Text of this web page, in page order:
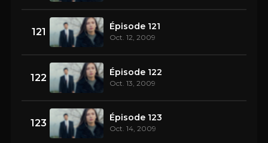
121 Épisode 121
Oct. 12, 2009
122 Épisode 122
Oct. 13, 2009
123 Épisode 123
Oct. 14, 2009